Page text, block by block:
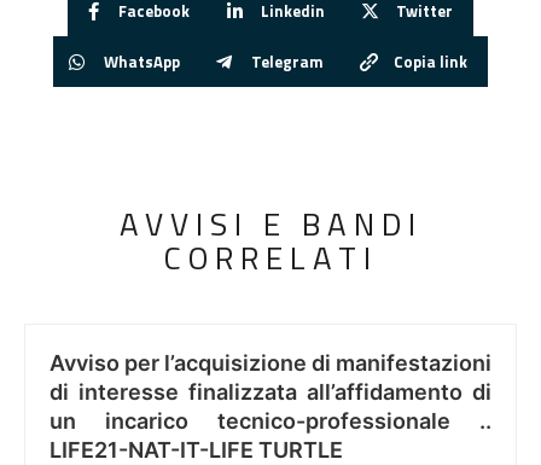
Facebook Linkedin Twitter
WhatsApp Telegram Copia link
AVVISI E BANDI
CORRELATI
Avviso per l’acquisizione di manifestazioni
di interesse finalizzata all’affidamento di
un incarico tecnico-professionale ..
LIFE21-NAT-IT-LIFE TURTLE